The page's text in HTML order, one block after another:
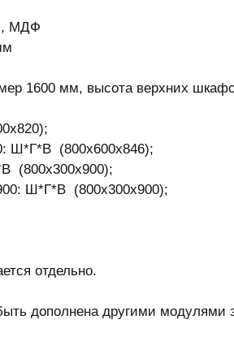
МДФ
1600 мм, высота верхних
Ш*Г*В (800х600х846);
(800х300х900);
Ш*Г*В (800х300х900);
отдельно.
дополнена другими модулями